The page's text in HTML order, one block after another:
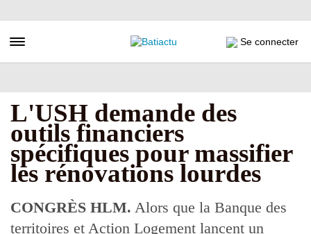
au
principal
Toggle navigation Se connecter
L'USH demande des
outils financiers
spécifiques pour massifier
les rénovations lourdes
CONGRÈS HLM. Alors que la Banque des
territoires et Action Logement lancent un